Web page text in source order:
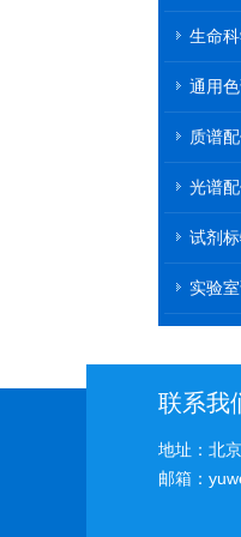
生命
通用
质谱
光谱
试剂
实验
联系我
地址：北
邮箱：